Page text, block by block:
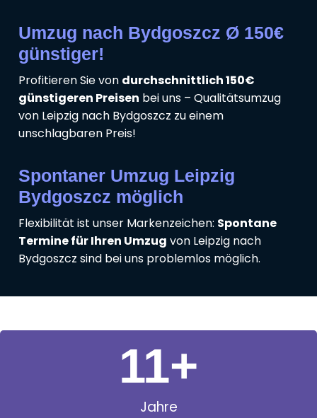
Umzug nach Bydgoszcz Ø 150€
günstiger!
Profitieren Sie von durchschnittlich 150€
günstigeren Preisen bei uns – Qualitätsumzug
von Leipzig nach Bydgoszcz zu einem
unschlagbaren Preis!
Spontaner Umzug Leipzig
Bydgoszcz möglich
Flexibilität ist unser Markenzeichen: Spontane
Termine für Ihren Umzug von Leipzig nach
Bydgoszcz sind bei uns problemlos möglich.
Jahre
11+